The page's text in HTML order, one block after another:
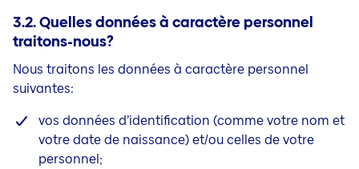
3.2. Quelles données à caractère personnel
traitons-nous?
Nous traitons les données à caractère personnel
suivantes:
vos données d’identification (comme votre nom et
votre date de naissance) et/ou celles de votre
personnel;